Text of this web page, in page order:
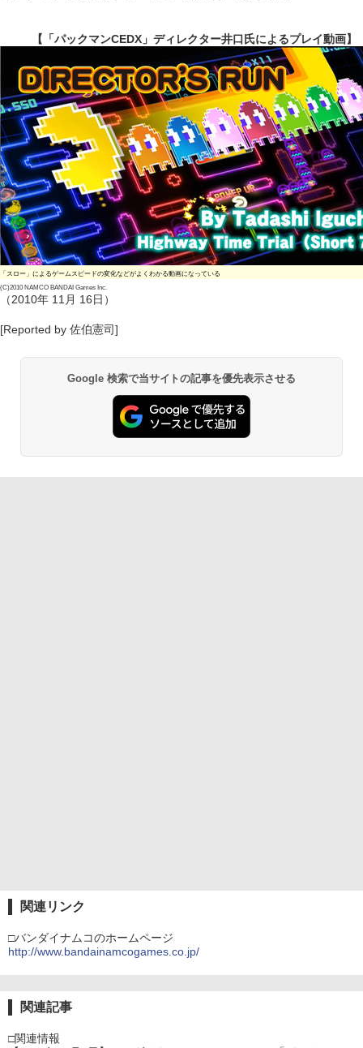
【「パックマンCEDX」ディレクター井口氏によるプレイ動画】
「スロー」によるゲームスピードの変化などがよくわかる動画になっている
(C)2010 NAMCO BANDAI Games Inc.
（2010年 11月 16日）
[Reported by 佐伯憲司]
Google 検索で当サイトの記事を優先表示させる
関連リンク
□バンダイナムコのホームページ
http://www.bandainamcogames.co.jp/
関連記事
□関連情報